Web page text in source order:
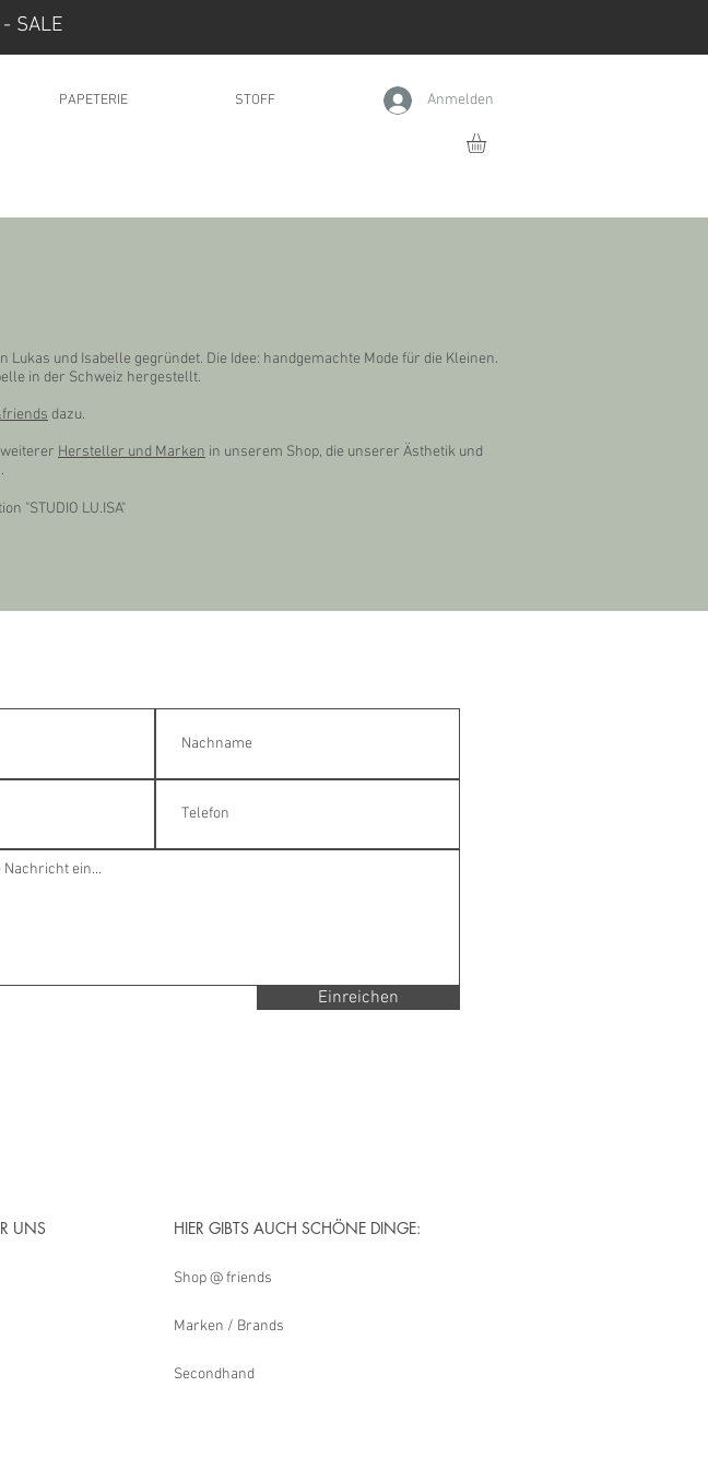
SALE
PAPETERIE STOFF Anmelden
Lukas und Isabelle gegründet. Die Idee: handgemachte Mode für die Kleinen.
in der Schweiz hergestellt.
dazu.
Hersteller und Marken in unserem Shop, die unserer Ästhetik und
"STUDIO LU.ISA"
Einreichen
UNS HIER GIBTS AUCH SCHÖNE DINGE:
Shop @ friends
Marken / Brands
Secondhand